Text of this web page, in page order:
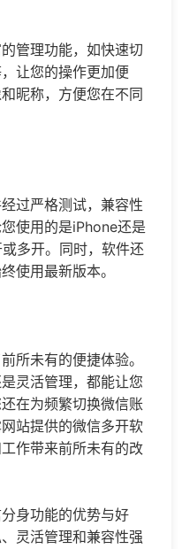
管理功能，如快速切
让您的操作更加便
昵称，方便您在不同
过严格测试，兼容性
使用的是iPhone还是
或多开。同时，软件还
使用最新版本。
所未有的便捷体验。
灵活管理，都能让您
在为频繁切换微信账
站提供的微信多开软
作带来前所未有的改
身功能的优势与好
灵活管理和兼容性强